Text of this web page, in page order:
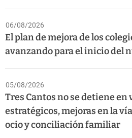
06/08/2026
El plan de mejora de los
avanzando para el inicio del
05/08/2026
Tres Cantos no se detiene en
estratégicos, mejoras en la
ocio y conciliación familiar